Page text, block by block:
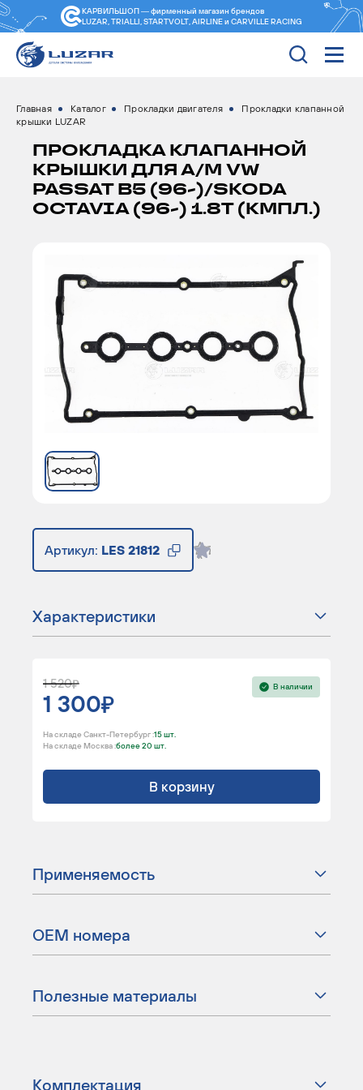
КАРВИЛЬШОП — фирменный магазин брендов
LUZAR, TRIALLI, STARTVOLT, AIRLINE и CARVILLE RACING
Главная Каталог Прокладки двигателя
Прокладки клапанной
крышки LUZAR
ПРОКЛАДКА КЛАПАННОЙ
КРЫШКИ ДЛЯ А/М VW
PASSAT B5 (96-)/SKODA
OCTAVIA (96-) 1.8T (КМПЛ.)
Артикул: LES 21812
Характеристики
1 520
1 300
В наличии
На складе Санкт-Петербург :15 шт.
На складе Москва :более 20 шт.
В корзину
Применяемость
ОЕМ номера
Полезные материалы
Комплектация